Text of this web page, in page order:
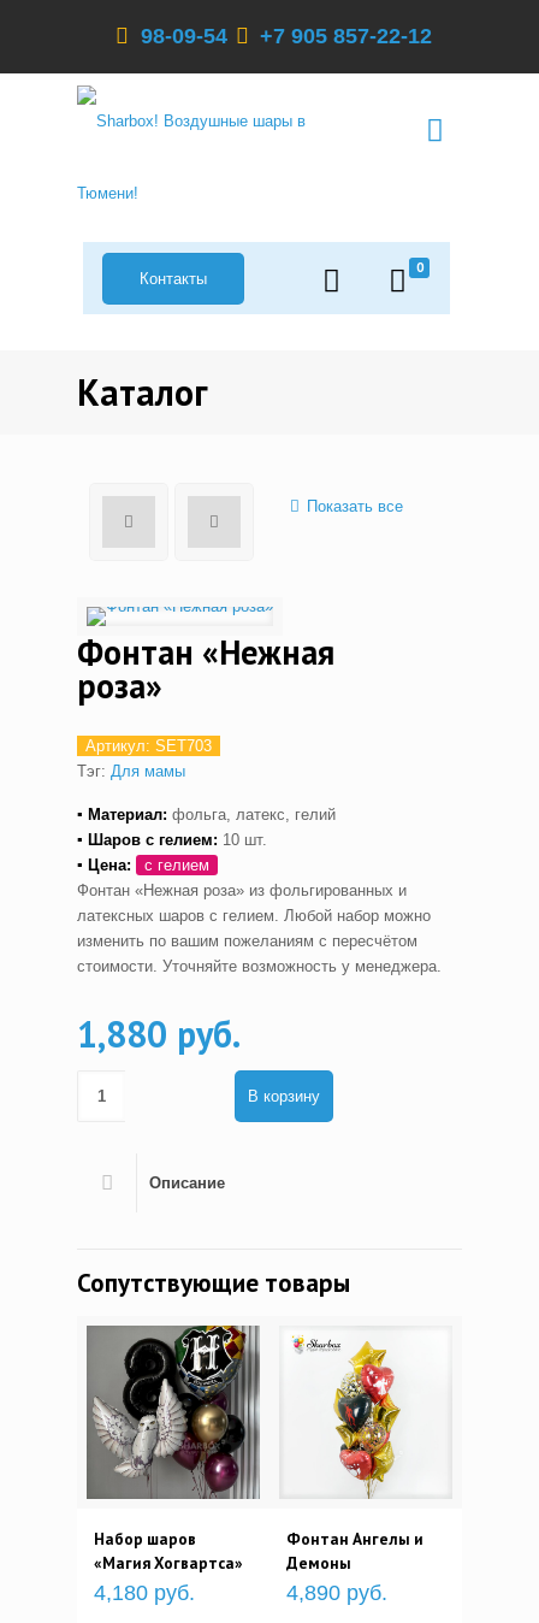
98-09-54 +7 905 857-22-12
0
Контакты
Каталог
Показать все
Фонтан «Нежная
роза»
Артикул: SET703
Тэг: Для мамы
▪ Материал: фольга, латекс, гелий
▪ Шаров с гелием: 10 шт.
▪ Цена:
с гелием
Фонтан «Нежная роза» из фольгированных и
латексных шаров с гелием. Любой набор можно
изменить по вашим пожеланиям с пересчётом
стоимости. Уточняйте возможность у менеджера.
1,880 руб.
В корзину
Описание
Сопутствующие товары
Набор шаров
«Магия Хогвартса»
4,180 руб.
Фонтан Ангелы и
Демоны
4,890 руб.